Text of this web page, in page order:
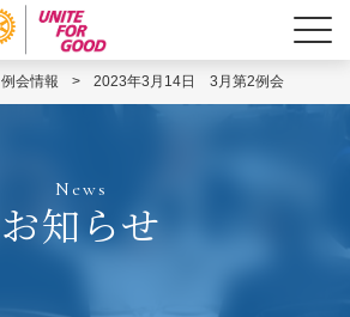
例会情報 > 2023年3月14日 3月第2例会
News
お知らせ